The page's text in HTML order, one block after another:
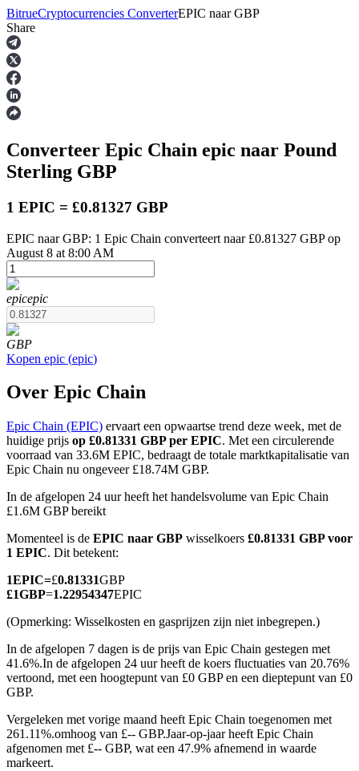
Termijncontracten
USDT-futures
COIN-M-futures
Cryptocurrency-futures
TradFi
Derivaten voor aandelen, forex, edelmetalen en grondstoffen
Futures met USDC als onderpand
BitrueCryptocurrencies ConverterEPIC naar GBP
Share
Converteer Epic Chain epic naar Pound
Sterling GBP
1 EPIC = £0.81327 GBP
EPIC naar GBP: 1 Epic Chain converteert naar £0.81327 GBP op
August 8 at 8:00 AM
epicepic
GBP
Kopen epic (epic)
Over Epic Chain
Epic Chain (EPIC) ervaart een opwaartse trend deze week, met de
huidige prijs op £0.81331 GBP per EPIC. Met een circulerende
voorraad van 33.6M EPIC, bedraagt de totale marktkapitalisatie van
Epic Chain nu ongeveer £18.74M GBP.
In de afgelopen 24 uur heeft het handelsvolume van Epic Chain
£1.6M GBP bereikt
Momenteel is de EPIC naar GBP wisselkoers £0.81331 GBP voor
1 EPIC. Dit betekent:
1EPIC=£0.81331GBP
£1GBP=1.22954347EPIC
(Opmerking: Wisselkosten en gasprijzen zijn niet inbegrepen.)
In de afgelopen 7 dagen is de prijs van Epic Chain gestegen met
41.6%.In de afgelopen 24 uur heeft de koers fluctuaties van 20.76%
vertoond, met een hoogtepunt van £0 GBP en een dieptepunt van £0
GBP.
Vergeleken met vorige maand heeft Epic Chain toegenomen met
261.11%.omhoog van £-- GBP.Jaar-op-jaar heeft Epic Chain
afgenomen met £-- GBP, wat een 47.9% afnemend in waarde
markeert.